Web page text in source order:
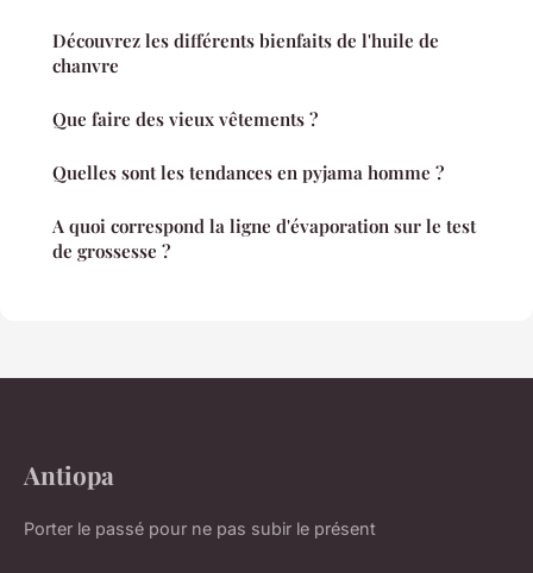
Découvrez les différents bienfaits de l'huile de
chanvre
Que faire des vieux vêtements ?
Quelles sont les tendances en pyjama homme ?
A quoi correspond la ligne d'évaporation sur le test
de grossesse ?
Antiopa
Porter le passé pour ne pas subir le présent